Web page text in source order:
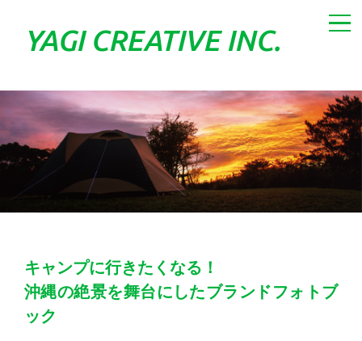
YAGI CREATIVEINC.
キャンプに行きたくなる！
沖縄の絶景を舞台にしたブランドフォトブ
ック